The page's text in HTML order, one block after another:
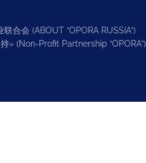
合会 (ABOUT “OPORA RUSSIA”)
» (Non-Profit Partnership “OPORA”)